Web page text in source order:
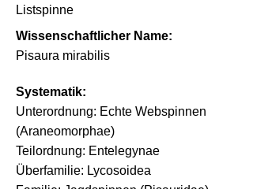
Listspinne
Wissenschaftlicher Name:
Pisaura mirabilis
Systematik:
Unterordnung: Echte Webspinnen
(Araneomorphae)
Teilordnung: Entelegynae
Überfamilie: Lycosoidea